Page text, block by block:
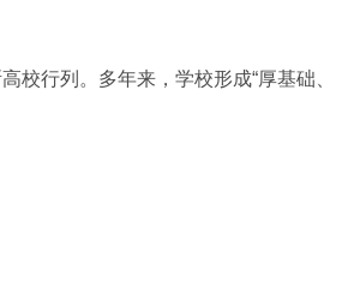
行列。多年来，学校形成“厚基础、